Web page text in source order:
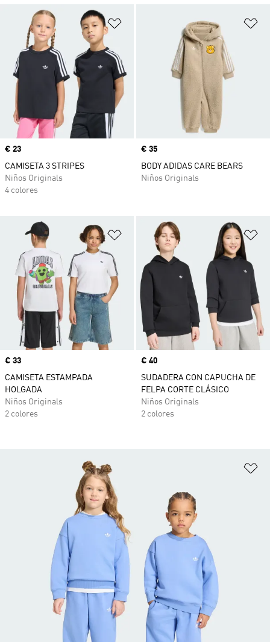
Añadir a la lista de deseos
Precio
€ 23
CAMISETA 3 STRIPES
Niños Originals
4 colores
Precio
€ 35
BODY ADIDAS CARE BEARS
Niños Originals
Añadir a la lista de deseos
Precio
€ 33
CAMISETA ESTAMPADA
HOLGADA
Niños Originals
2 colores
Precio
€ 40
SUDADERA CON CAPUCHA DE
FELPA CORTE CLÁSICO
Niños Originals
2 colores